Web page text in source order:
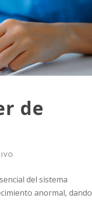
de
del sistema
anormal, dando